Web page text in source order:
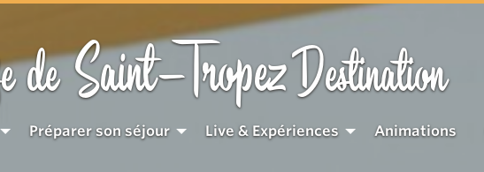
de Saint-TropezDestination
Préparer son séjour Live & Expériences Animations